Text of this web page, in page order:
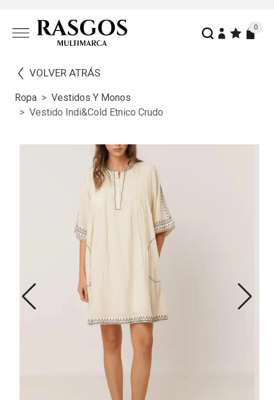
0
VOLVER ATRÁS
Ropa
Vestidos Y Monos
Vestido Indi&cold Etnico Crudo